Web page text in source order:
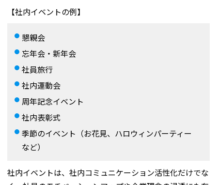
【社内イベントの例】
懇親会
忘年会・新年会
社員旅行
社内運動会
周年記念イベント
社内表彰式
季節のイベント（お花見、ハロウィンパーティー
など）
社内イベントは、社内コミュニケーション活性化だけでな